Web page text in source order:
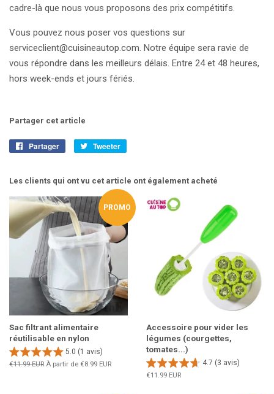
cadre-là que nous vous proposons des prix compétitifs.
Vous pouvez nous poser vos questions sur
serviceclient@cuisineautop.com. Notre équipe sera ravie de
vous répondre dans les meilleurs délais. Entre 24 et 48 heures,
hors week-ends et jours fériés.
Partager cet article
Partager
PartagerTweeter
Les clients qui ont vu cet article ont également acheté
PROMO
Sac filtrant alimentaire
réutilisable en nylon
5.0 (1 avis)
Prix
€11.99 EUR À partir de €8.99 EUR
Accessoire pour vider les
légumes (courgettes,
tomates...)
4.7 (3 avis)
Prix
€11.99 EUR